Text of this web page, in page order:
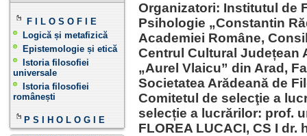
F I L O S O F I E
Logică și metafizică
Epistemologie și etică
Istoria filosofiei
universale
Istoria filosofiei
românești
P S I H O L O G I E
Organizatori: Institutul de
Psihologie „Constantin
Academiei Române,
Centrul Cultural Județean
„Aurel Vlaicu” din Arad,
Societatea Arădeană de
Comitetul de selecţie a
selecție a lucrărilor: prof.
FLOREA LUCACI, CS I dr.